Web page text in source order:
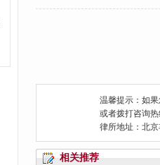
温馨提示：如
或者拨打咨询热
律所地址：北
相关推荐